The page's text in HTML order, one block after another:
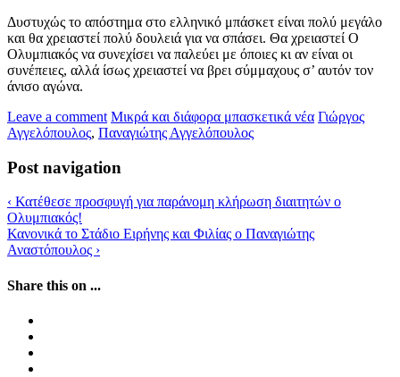
Δυστυχώς το απόστημα στο ελληνικό μπάσκετ είναι πολύ μεγάλο
και θα χρειαστεί πολύ δουλειά για να σπάσει. Θα χρειαστεί Ο
Ολυμπιακός να συνεχίσει να παλεύει με όποιες κι αν είναι οι
συνέπειες, αλλά ίσως χρειαστεί να βρει σύμμαχους σ’ αυτόν τον
άνισο αγώνα.
Leave a comment Μικρά και διάφορα μπασκετικά νέα Γιώργος
Αγγελόπουλος, Παναγιώτης Αγγελόπουλος
Post navigation
‹ Κατέθεσε προσφυγή για παράνομη κλήρωση διαιτητών ο
Ολυμπιακός!
Κανονικά το Στάδιο Ειρήνης και Φιλίας ο Παναγιώτης
Αναστόπουλος ›
Share this on ...